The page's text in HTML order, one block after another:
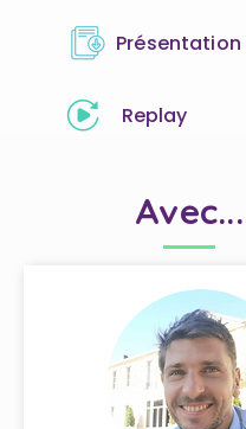
Présentation
Replay
Avec...